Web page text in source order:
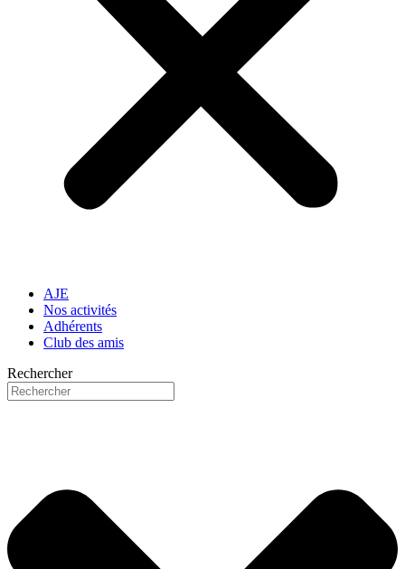
AJE
Nos activités
Adhérents
Club des amis
Rechercher